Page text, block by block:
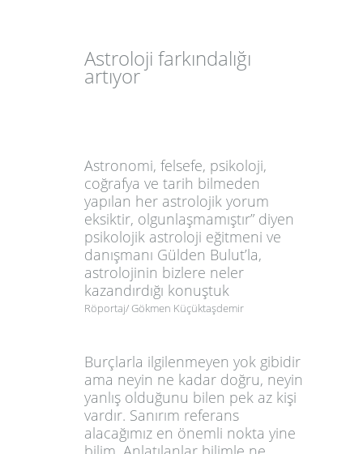
Astroloji farkındalığı
artıyor
Astronomi, felsefe, psikoloji,
coğrafya ve tarih bilmeden
yapılan her astrolojik yorum
eksiktir, olgunlaşmamıştır” diyen
psikolojik astroloji eğitmeni ve
danışmanı Gülden Bulut’la,
astrolojinin bizlere neler
kazandırdığı konuştuk
Röportaj/ Gökmen Küçüktaşdemir
Burçlarla ilgilenmeyen yok gibidir
ama neyin ne kadar doğru, neyin
yanlış olduğunu bilen pek az kişi
vardır. Sanırım referans
alacağımız en önemli nokta yine